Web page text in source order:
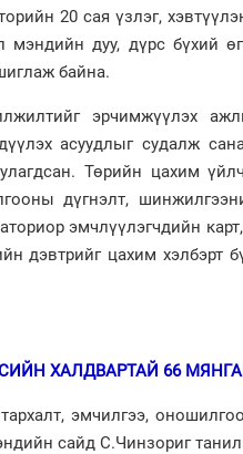
20 сая үзлэг,
мэндийн дуу, дүрс бүхий
байна.
эрчимжүүлэх
асуудлыг судалж
Төрийн цахим
дүгнэлт,
эмчлүүлэгчдийн
дэвтрийг цахим хэлбэрт
ХАЛДВАРТАЙ 66
эмчилгээ,
сайд С.Чинзориг